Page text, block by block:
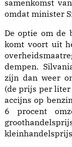
samenkomst
omdat minister
De optie om de
komt voort uit
dempen.
zijn dan weer
(de prijs per liter
accijns op
6 procent